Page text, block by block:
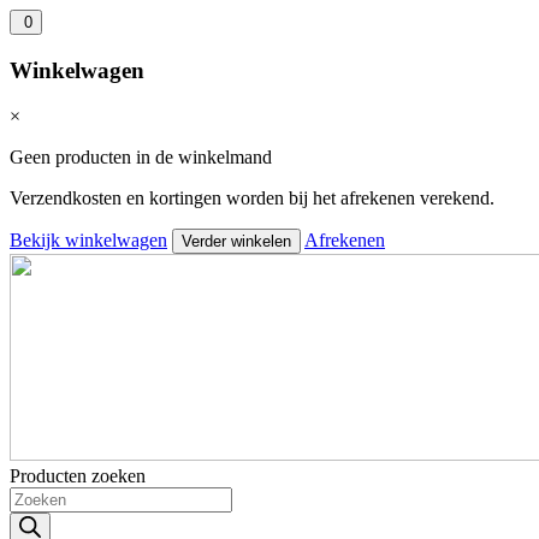
0
Winkelwagen
×
Geen producten in de winkelmand
Verzendkosten en kortingen worden bij het afrekenen verekend.
Bekijk winkelwagen Verder winkelen Afrekenen
Producten zoeken